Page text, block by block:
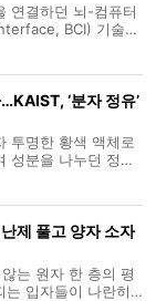
연결하던 뇌-컴퓨터
BCI) 기술이
‘분자 정유’
투명한 황색 액체로
분을 나누던 정유
제 풀고 양자 소자
는 원자 한 층의 평
는 입자들이 나란히